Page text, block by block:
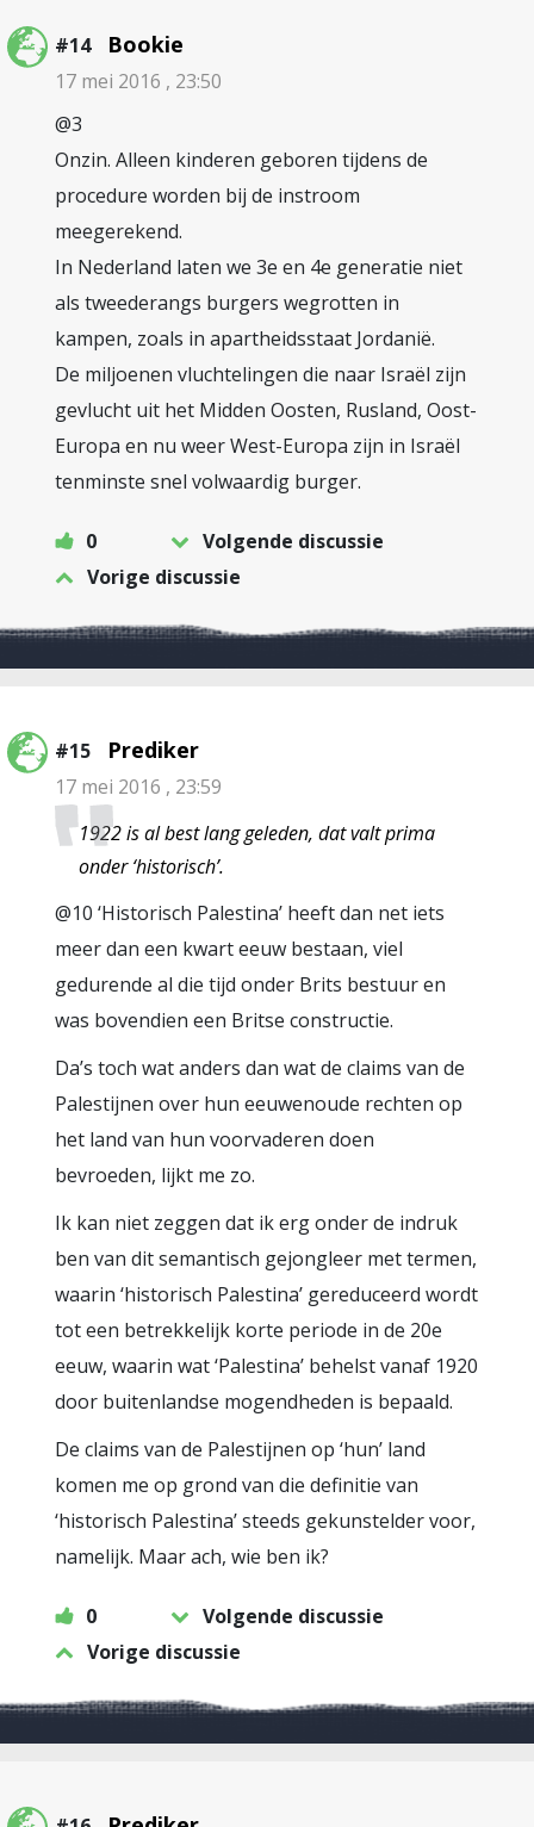
#14 Bookie
17 mei 2016 , 23:50
@3
Onzin. Alleen kinderen geboren tijdens de
procedure worden bij de instroom
meegerekend.
In Nederland laten we 3e en 4e generatie niet
als tweederangs burgers wegrotten in
kampen, zoals in apartheidsstaat Jordanië.
De miljoenen vluchtelingen die naar Israël zijn
gevlucht uit het Midden Oosten, Rusland, Oost-
Europa en nu weer West-Europa zijn in Israël
tenminste snel volwaardig burger.
0
Volgende discussie
Vorige discussie
#15 Prediker
17 mei 2016 , 23:59
1922 is al best lang geleden, dat valt prima
onder ‘historisch’.
@10 ‘Historisch Palestina’ heeft dan net iets
meer dan een kwart eeuw bestaan, viel
gedurende al die tijd onder Brits bestuur en
was bovendien een Britse constructie.
Da’s toch wat anders dan wat de claims van de
Palestijnen over hun eeuwenoude rechten op
het land van hun voorvaderen doen
bevroeden, lijkt me zo.
Ik kan niet zeggen dat ik erg onder de indruk
ben van dit semantisch gejongleer met termen,
waarin ‘historisch Palestina’ gereduceerd wordt
tot een betrekkelijk korte periode in de 20e
eeuw, waarin wat ‘Palestina’ behelst vanaf 1920
door buitenlandse mogendheden is bepaald.
De claims van de Palestijnen op ‘hun’ land
komen me op grond van die definitie van
‘historisch Palestina’ steeds gekunstelder voor,
namelijk. Maar ach, wie ben ik?
0
Volgende discussie
Vorige discussie